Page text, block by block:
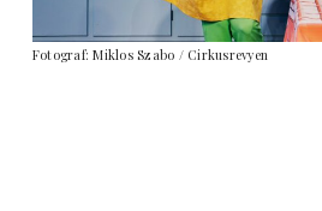
Fotograf: Miklos Szabo / Cirkusrevyen